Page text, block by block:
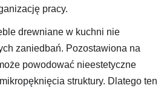
pracy.
drewniane w kuchni nie
zaniedbań. Pozostawiona na
powodować nieestetyczne
struktury. Dlatego ten